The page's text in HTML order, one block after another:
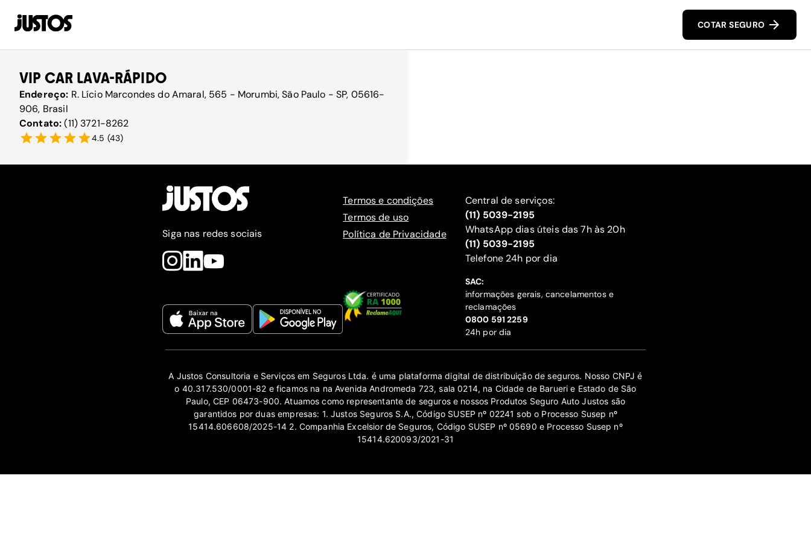
COTAR SEGURO
VIP CAR LAVA-RÁPIDO
Endereço: R. Lício Marcondes do Amaral, 565 - Morumbi, São Paulo - SP, 05616-
906, Brasil
Contato:(11) 3721-8262
4.5 (43)
Siga nas redes sociais
Termos e condições
Termos de uso
Política de Privacidade
Central de serviços:
(11) 5039-2195
WhatsApp dias úteis das 7h às 20h
(11) 5039-2195
‍Telefone 24h por dia
SAC:
informações gerais, cancelamentos e
reclamações
‍0800 591 2259
24h por dia
A Justos Consultoria e Serviços em Seguros Ltda. é uma plataforma digital de distribuição de seguros. Nosso CNPJ é
o 40.317.530/0001-82 e ficamos na na Avenida Andromeda 723, sala 0214, na Cidade de Barueri e Estado de São
Paulo, CEP 06473-900. Atuamos como representante de seguros e nossos Produtos Seguro Auto Justos são
garantidos por duas empresas: 1. Justos Seguros S.A., Código SUSEP nº 02241 sob o Processo Susep nº
15414.606608/2025-14 2. Companhia Excelsior de Seguros, Código SUSEP nº 05690 e Processo Susep nº
15414.620093/2021-31